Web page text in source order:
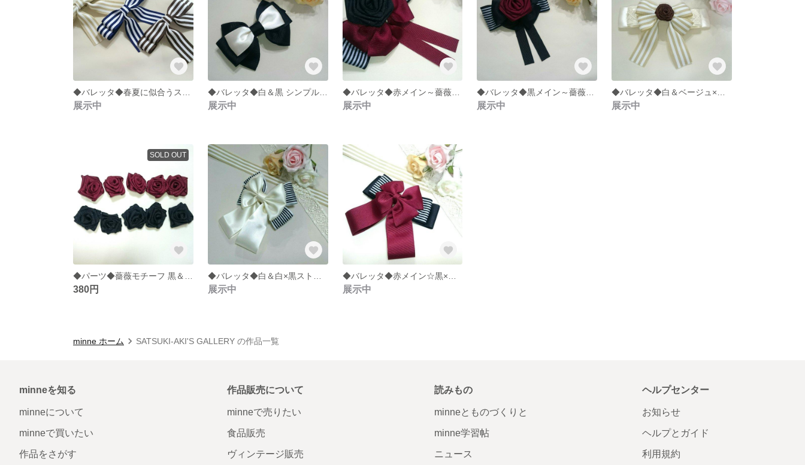
展示中
◆バレッタ◆白＆黒 シンプルデザイン
展示中
◆バレッタ◆赤メイン～薔薇で華やかゴシック～
展示中 展示中 展示中
SOLD OUT
380円 展示中 展示中
minne ホーム SATSUKI-AKI'S GALLERY の作品一覧
minneを知る
minneについて
minneで買いたい
作品をさがす
作品販売について
minneで売りたい
食品販売
ヴィンテージ販売
読みもの
minneとものづくりと
minne学習帖
ニュース
ヘルプセンター
お知らせ
ヘルプとガイド
利用規約